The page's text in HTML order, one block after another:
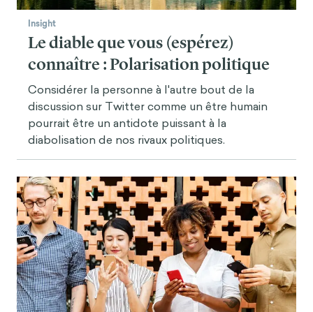
Insight
Le diable que vous (espérez)
connaître : Polarisation politique
Considérer la personne à l'autre bout de la
discussion sur Twitter comme un être humain
pourrait être un antidote puissant à la
diabolisation de nos rivaux politiques.